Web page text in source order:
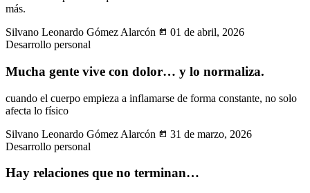
más.
Silvano Leonardo Gómez Alarcón today 01 de abril, 2026
Desarrollo personal
Mucha gente vive con dolor… y lo normaliza.
cuando el cuerpo empieza a inflamarse de forma constante, no solo
afecta lo físico
Silvano Leonardo Gómez Alarcón today 31 de marzo, 2026
Desarrollo personal
Hay relaciones que no terminan…